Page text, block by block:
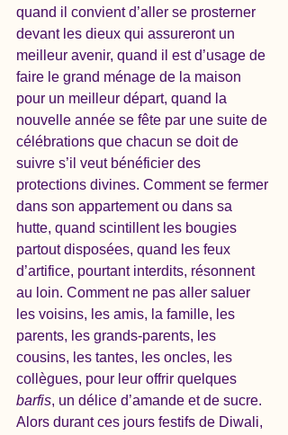
quand il convient d’aller se prosterner
devant les dieux qui assureront un
meilleur avenir, quand il est d’usage de
faire le grand ménage de la maison
pour un meilleur départ, quand la
nouvelle année se fête par une suite de
célébrations que chacun se doit de
suivre s’il veut bénéficier des
protections divines. Comment se fermer
dans son appartement ou dans sa
hutte, quand scintillent les bougies
partout disposées, quand les feux
d’artifice, pourtant interdits, résonnent
au loin. Comment ne pas aller saluer
les voisins, les amis, la famille, les
parents, les grands-parents, les
cousins, les tantes, les oncles, les
collègues, pour leur offrir quelques
barfis, un délice d’amande et de sucre.
Alors durant ces jours festifs de Diwali,